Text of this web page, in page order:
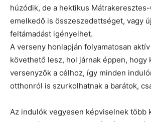
húzódik, de a hektikus
emelkedő is összeszedettséget, vagy
feltámadást igényelhet.
A verseny honlapján folyamatosan
követhető lesz, hol járnak éppen, hogy
versenyzők a célhoz, így minden
otthonról is szurkolhatnak a barátok,
Az indulók vegyesen képviselnek több